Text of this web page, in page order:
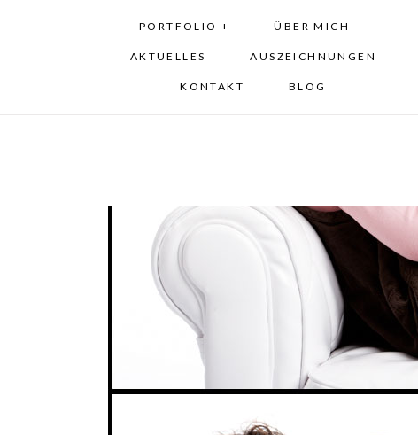
PORTFOLIO + ÜBER MICH
AKTUELLES AUSZEICHNUNGEN
KONTAKT BLOG